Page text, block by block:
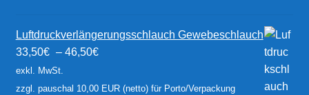
Luftdruckverlängerungsschlauch Gewebeschlauch
33,50€ – 46,50€
exkl. MwSt.
zzgl. pauschal 10,00 EUR (netto) für Porto/Verpackung